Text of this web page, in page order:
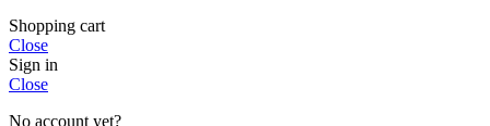
Shopping cart
Close
Sign in
Close
No account yet?